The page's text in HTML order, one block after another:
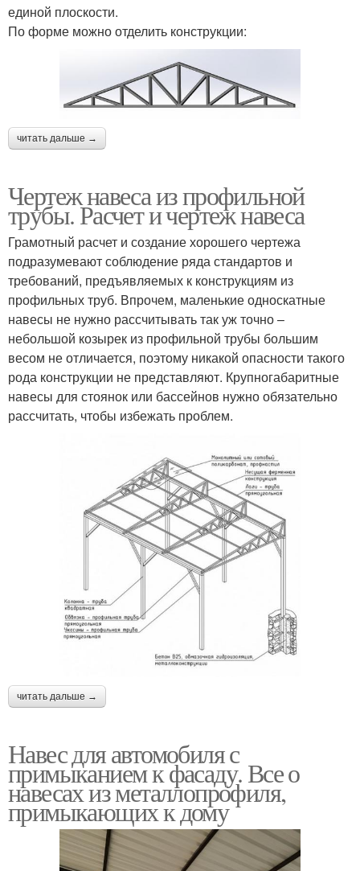
единой плоскости.
По форме можно отделить конструкции:
читать дальше →
Чертеж навеса из профильной
трубы. Расчет и чертеж навеса
Грамотный расчет и создание хорошего чертежа
подразумевают соблюдение ряда стандартов и
требований, предъявляемых к конструкциям из
профильных труб. Впрочем, маленькие односкатные
навесы не нужно рассчитывать так уж точно –
небольшой козырек из профильной трубы большим
весом не отличается, поэтому никакой опасности такого
рода конструкции не представляют. Крупногабаритные
навесы для стоянок или бассейнов нужно обязательно
рассчитать, чтобы избежать проблем.
читать дальше →
Навес для автомобиля с
примыканием к фасаду. Все о
навесах из металлопрофиля,
примыкающих к дому